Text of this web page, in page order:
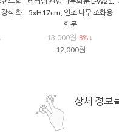
5xH17cm, 인조 나무 조화용
13,000원 8% ↓
12,000원
투
상세 정보